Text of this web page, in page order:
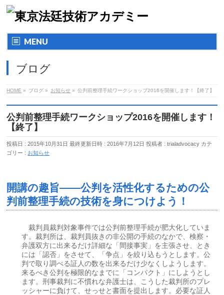
MENU
ブログ
HOME » ブログ » お知らせ » 公判前整理手続ワークショップ2016を開催します！【終了】
公判前整理手続ワークショップ2016を開催します！
【終了】
投稿日 : 2015年10月31日 最終更新日時 : 2016年7月12日 投稿者 :trialadvocacy カテ
ゴリー : お知らせ
開講の趣旨――公判を活性化するための公
判前整理手続の技術を身につけよう！
裁判員裁判対象事件では公判前整理手続が肥大化していま
す。裁判所は、裁判員抜きの非公開の手続のなかで、検察・
弁護双方に出来るだけ詳細な「間接事実」を主張させ、とき
には「認否」をさせて、「争点」を絞り込もうとします。公
判で取り調べる証人の数を出来るだけ少なくしようします。
来るべき公判を極限的なまでに「コンパクト」にしようとし
ます。刑事裁判に不慣れな弁護士は、こうした裁判所のプレ
ッシャーに負けて、せっせと書面を提出します。必要な証人